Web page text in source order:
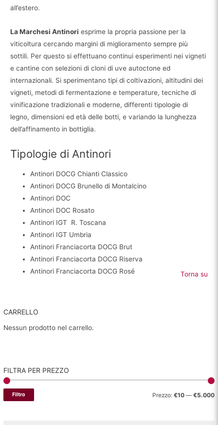
CARRELLO
Nessun prodotto nel carrello.
FILTRA PER PREZZO
PP
Filtro Prezzo: €10— €5.000
all’estero.
La Marchesi Antinori esprime la propria passione per la
viticoltura cercando margini di miglioramento sempre più
sottili. Per questo si effettuano continui esperimenti nei vigneti
e cantine con selezioni di cloni di uve autoctone ed
internazionali. Si sperimentano tipi di coltivazioni, altitudini dei
vigneti, metodi di fermentazione e temperature, tecniche di
vinificazione tradizionali e moderne, differenti tipologie di
legno, dimensioni ed età delle botti, e variando la lunghezza
dell’affinamento in bottiglia.
Tipologie di Antinori
Antinori DOCG Chianti Classico
Antinori DOCG Brunello di Montalcino
Antinori DOC
Antinori DOC Rosato
Antinori IGT R. Toscana
Antinori IGT Umbria
Antinori Franciacorta DOCG Brut
Antinori Franciacorta DOCG Riserva
Antinori Franciacorta DOCG Rosé
Torna su